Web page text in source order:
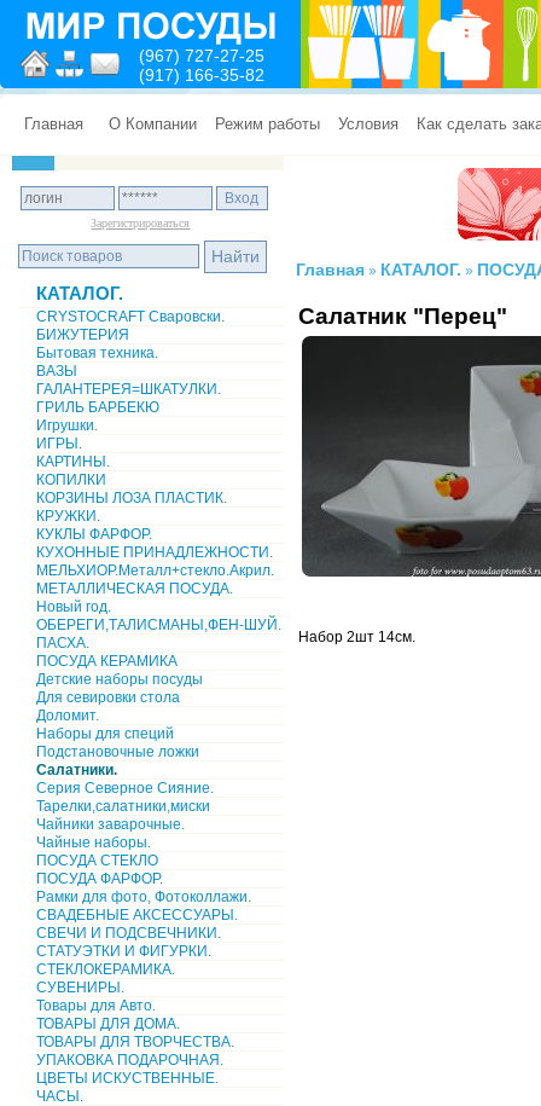
(967) 727-27-25
(917) 166-35-82
Главная О Компании Режим работы Условия Как сделать
Зарегистрироваться
КАТАЛОГ.
CRYSTOCRAFT Сваровски.
БИЖУТЕРИЯ
Бытовая техника.
ВАЗЫ
ГАЛАНТЕРЕЯ=ШКАТУЛКИ.
ГРИЛЬ БАРБЕКЮ
Игрушки.
ИГРЫ.
КАРТИНЫ.
КОПИЛКИ
КОРЗИНЫ ЛОЗА ПЛАСТИК.
КРУЖКИ.
КУКЛЫ ФАРФОР.
КУХОННЫЕ ПРИНАДЛЕЖНОСТИ.
МЕЛЬХИОР.Металл+стекло.Акрил.
МЕТАЛЛИЧЕСКАЯ ПОСУДА.
Новый год.
ОБЕРЕГИ,ТАЛИСМАНЫ,ФЕН-ШУЙ.
ПАСХА.
ПОСУДА КЕРАМИКА
Детские наборы посуды
Для севировки стола
Доломит.
Наборы для специй
Подстановочные ложки
Салатники.
Серия Северное Сияние.
Тарелки,салатники,миски
Чайники заварочные.
Чайные наборы.
ПОСУДА СТЕКЛО
ПОСУДА ФАРФОР.
Рамки для фото, Фотоколлажи.
СВАДЕБНЫЕ АКСЕССУАРЫ.
СВЕЧИ И ПОДСВЕЧНИКИ.
СТАТУЭТКИ И ФИГУРКИ.
СТЕКЛОКЕРАМИКА.
СУВЕНИРЫ.
Товары для Авто.
ТОВАРЫ ДЛЯ ДОМА.
ТОВАРЫ ДЛЯ ТВОРЧЕСТВА.
УПАКОВКА ПОДАРОЧНАЯ.
ЦВЕТЫ ИСКУСТВЕННЫЕ.
ЧАСЫ.
Главная » КАТАЛОГ. »
Салатник "Перец"
Набор 2шт 14см.